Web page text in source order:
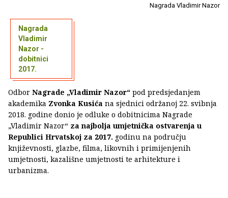
Nagrada Vladimir Nazor
Nagrada
Vladimir
Nazor -
dobitnici
2017.
Odbor Nagrade „Vladimir Nazor“ pod predsjedanjem
akademika Zvonka Kusića na sjednici održanoj 22. svibnja
2018. godine donio je odluke o dobitnicima Nagrade
„Vladimir Nazor“ za najbolja umjetnička ostvarenja u
Republici Hrvatskoj za 2017. godinu na području
književnosti, glazbe, filma, likovnih i primijenjenih
umjetnosti, kazališne umjetnosti te arhitekture i
urbanizma.